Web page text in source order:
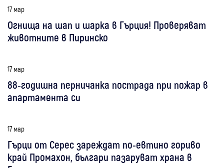
17 мар
Огнища на шап и шарка в Гърция! Проверяват
животните в Пиринско
17 мар
88-годишна перничанка пострада при пожар в
апартамента си
17 мар
Гърци от Серес зареждат по-евтино гориво
край Промахон, българи пазаруват храна в